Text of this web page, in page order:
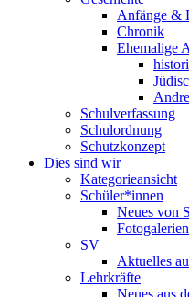
Anfänge &
Chronik
Ehemalige
Schulverfassung
Schulordnung
Schutzkonzept
Dies sind wir
Kategorieansicht
Schüler*innen
Neues von
SV
Aktuelles
Lehrkräfte